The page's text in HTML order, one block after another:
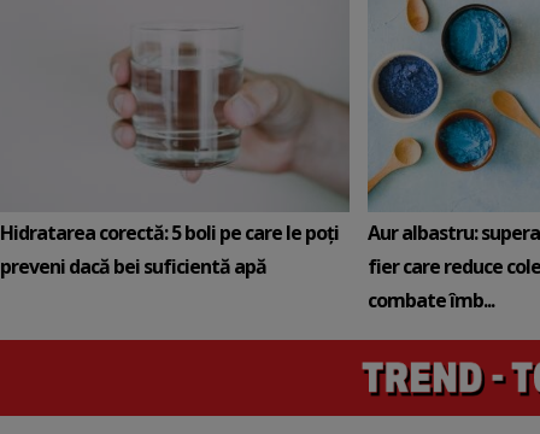
Hidratarea corectă: 5 boli pe care le poți
preveni dacă bei suficientă apă
Aur albastru:
fier care reduce
combate îmb...